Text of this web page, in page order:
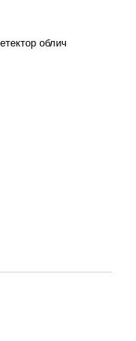
облич